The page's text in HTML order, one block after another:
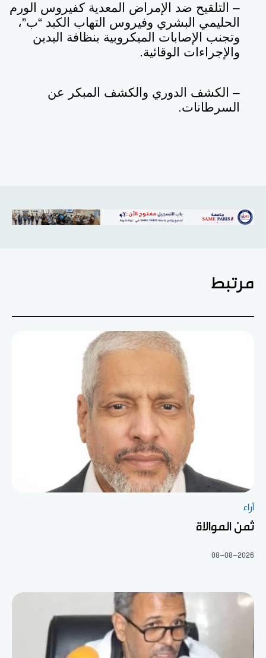
– التلقيح ضد الإمراض المعدية كفيروس الورم
الحليمي البشري وفيروس التهاب الكبد “ب”،
وتجنب الإصابات الميكروبية بنظافة اليدين
والإجراءات الوقائية.
– الكشف الدوري والكشف المبكر عن
السرطانات.
مرتبط
آراء
ثمن الموالاة
08-08-2026